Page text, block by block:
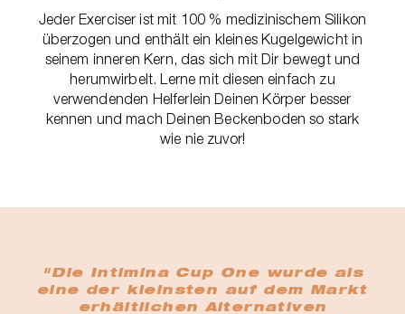
Jeder Exerciser ist mit 100 % medizinischem Silikon
überzogen und enthält ein kleines Kugelgewicht in
seinem inneren Kern, das sich mit Dir bewegt und
herumwirbelt. Lerne mit diesen einfach zu
verwendenden Helferlein Deinen Körper besser
kennen und mach Deinen Beckenboden so stark
wie nie zuvor!
"Die Intimina Cup One wurde als
eine der kleinsten auf dem Markt
erhältlichen Alternativen